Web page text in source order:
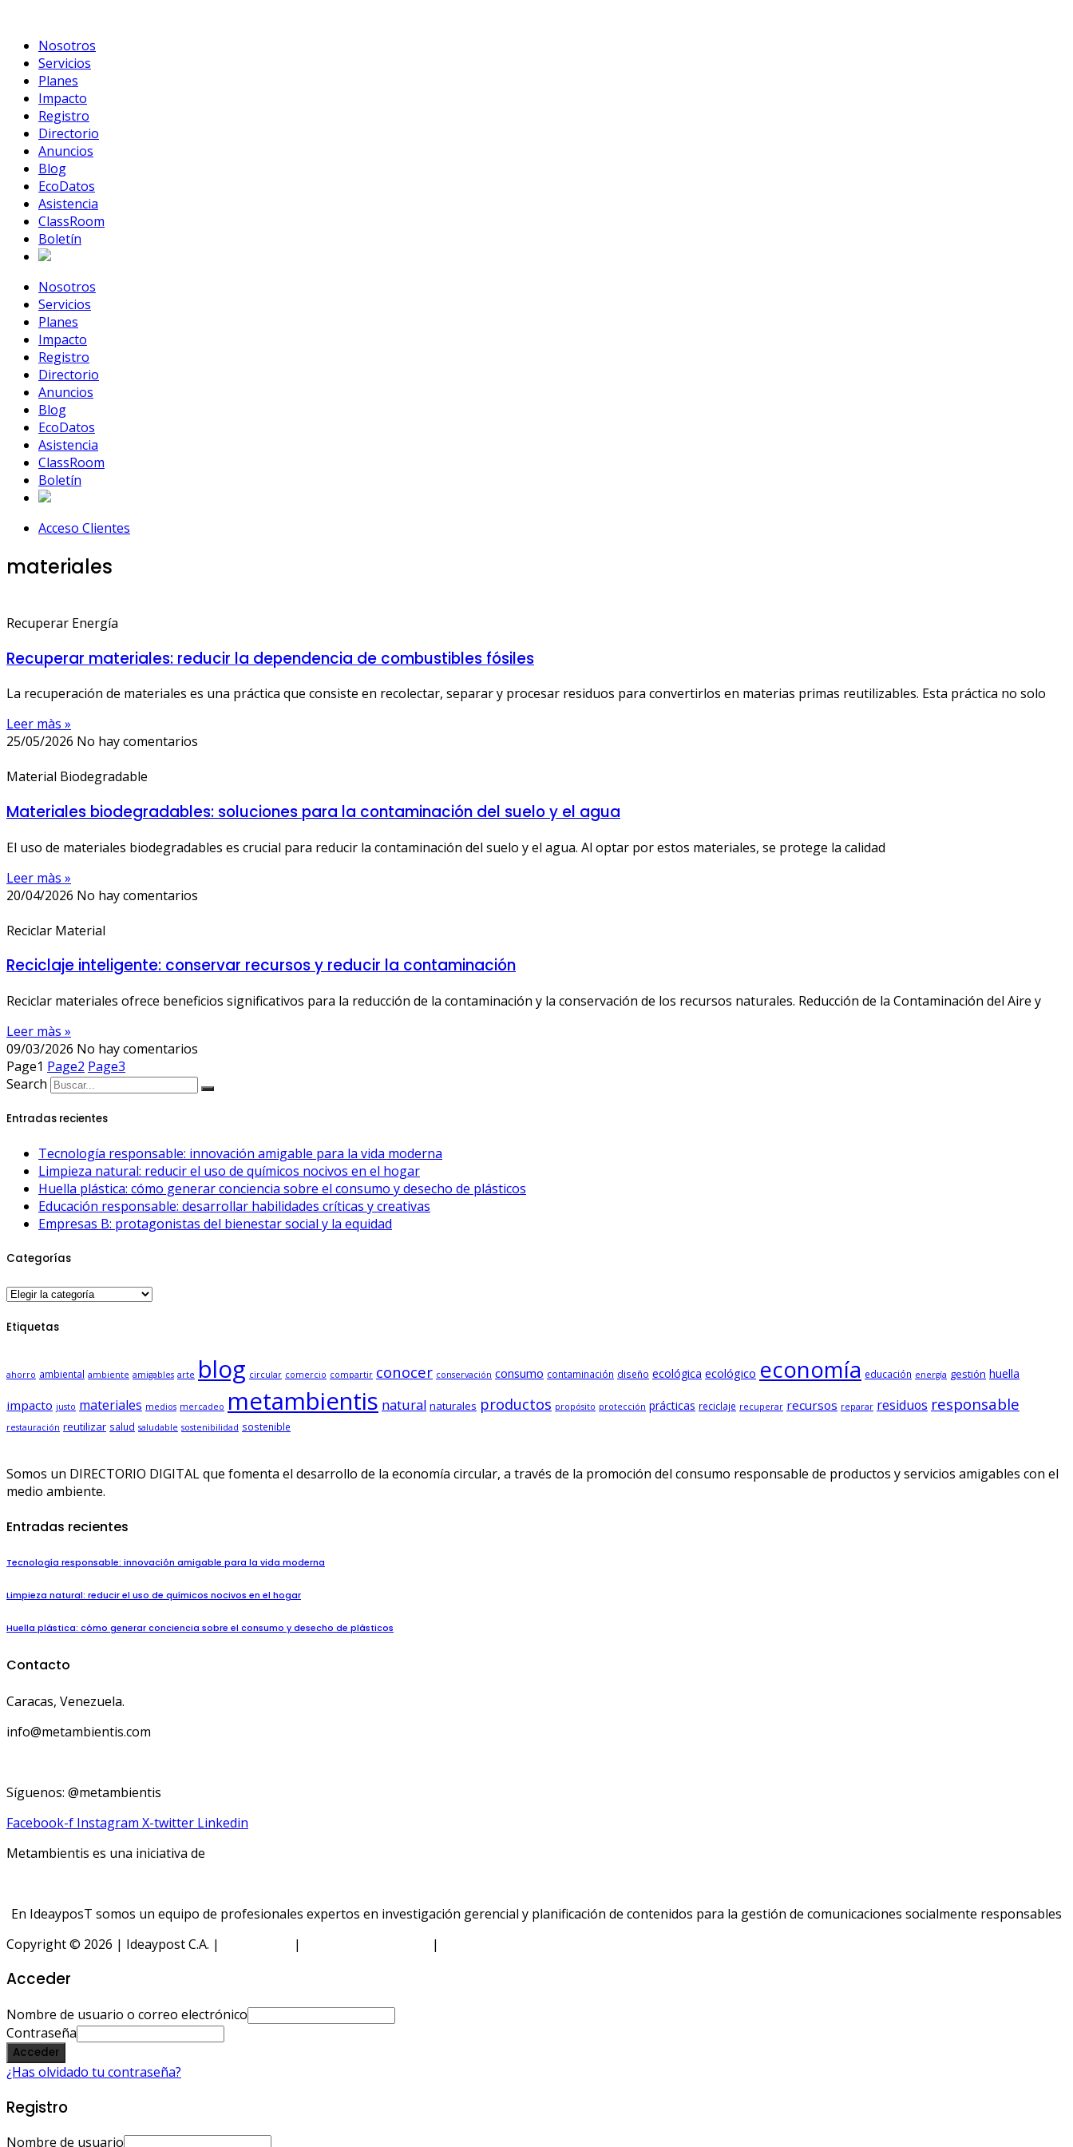
contentNosotros
Servicios
Planes
Impacto
Registro
Directorio
Anuncios
Blog
EcoDatos
Asistencia
ClassRoom
Boletín
Nosotros
Servicios
Planes
Impacto
Registro
Directorio
Anuncios
Blog
EcoDatos
Asistencia
ClassRoom
Boletín
Acceso Clientes
materiales
Recuperar Energía
Recuperar materiales: reducir la dependencia de combustibles fósiles
La recuperación de materiales es una práctica que consiste en recolectar, separar y procesar residuos para convertirlos en materias primas reutilizables. Esta práctica no solo
Leer màs »
25/05/2026 No hay comentarios
Material Biodegradable
Materiales biodegradables: soluciones para la contaminación del suelo y el agua
El uso de materiales biodegradables es crucial para reducir la contaminación del suelo y el agua. Al optar por estos materiales, se protege la calidad
Leer màs »
20/04/2026 No hay comentarios
Reciclar Material
Reciclaje inteligente: conservar recursos y reducir la contaminación
Reciclar materiales ofrece beneficios significativos para la reducción de la contaminación y la conservación de los recursos naturales. Reducción de la Contaminación del Aire y
Leer màs »
09/03/2026 No hay comentarios
Page1 Page2 Page3
Search
Entradas recientes
Tecnología responsable: innovación amigable para la vida moderna
Limpieza natural: reducir el uso de químicos nocivos en el hogar
Huella plástica: cómo generar conciencia sobre el consumo y desecho de plásticos
Educación responsable: desarrollar habilidades críticas y creativas
Empresas B: protagonistas del bienestar social y la equidad
Categorías
Categorías
Etiquetas
ahorro ambiental ambiente amigables arte blog circular comercio compartir conocer conservación consumo contaminación diseño ecológica ecológico economía educación energía gestión huella
impacto justo materiales medios mercadeo metambientis natural naturales productos propósito protección prácticas reciclaje recuperar recursos reparar residuos responsable
restauración reutilizar salud saludable sostenibilidad sostenible
Somos un DIRECTORIO DIGITAL que fomenta el desarrollo de la economía circular, a través de la promoción del consumo responsable de productos y servicios amigables con el
medio ambiente.
Entradas recientes
Tecnología responsable: innovación amigable para la vida moderna
Limpieza natural: reducir el uso de químicos nocivos en el hogar
Huella plástica: cómo generar conciencia sobre el consumo y desecho de plásticos
Contacto
Caracas, Venezuela.
info@metambientis.com
Síguenos: @metambientis
Facebook-f Instagram X-twitter Linkedin
Metambientis es una iniciativa de
En IdeayposT somos un equipo de profesionales expertos en investigación gerencial y planificación de contenidos para la gestión de comunicaciones socialmente responsables
Copyright © 2026 | Ideaypost C.A. |
| |
Acceder
Nombre de usuario o correo electrónico
Contraseña
Acceder
¿Has olvidado tu contraseña?
Registro
Nombre de usuario